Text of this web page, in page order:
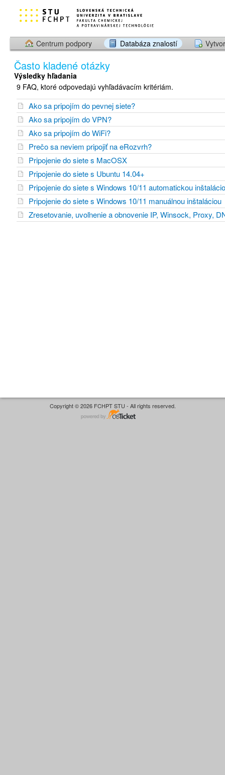
Centrum podpory Databáza znalostí
Často kladené otázky
Výsledky hľadania
9 FAQ, ktoré odpovedajú vyhľadávacím kritériám.
Ako sa pripojím do pevnej siete?
Ako sa pripojím do VPN?
Ako sa pripojím do WiFi?
Prečo sa neviem pripojiť na eRozvrh?
Pripojenie do siete s MacOSX
Pripojenie do siete s Ubuntu 14.04+
Pripojenie do siete s Windows 10/11 automatickou
Pripojenie do siete s Windows 10/11 manuálnou inštaláciou
Zresetovanie, uvoľnenie a obnovenie IP, Winsock, Proxy,
Copyright © 2026 FCHPT STU - All rights reserved.